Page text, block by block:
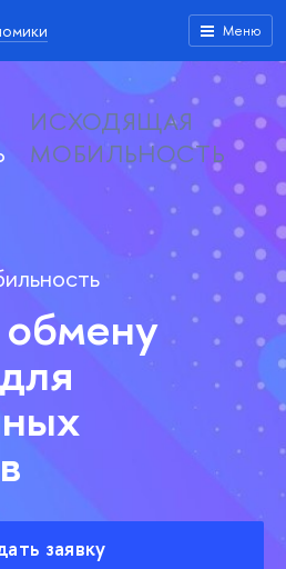
Меню
ИСХОДЯЩАЯ
МОБИЛЬНОСТЬ
заявку